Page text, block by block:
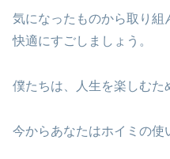
気になったものから取り組
快適にすごしましょう。
僕たちは、人生を楽しむた
今からあなたはホイミの使